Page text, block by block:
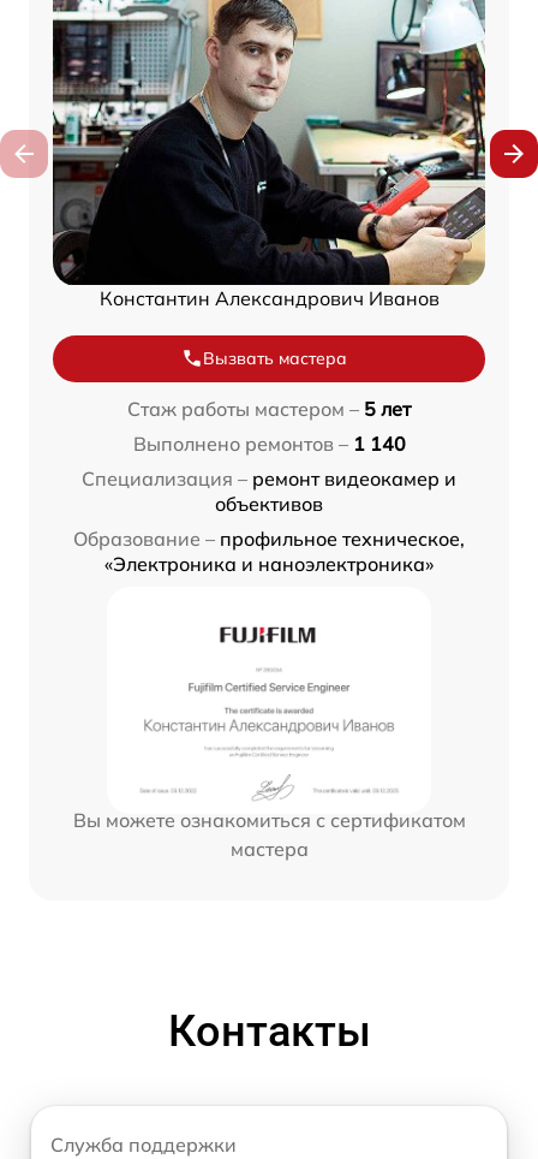
Константин Александрович Иванов
Вызвать мастера
Стаж работы мастером – 5 лет
Выполнено ремонтов – 1 140
Специализация – ремонт видеокамер и
объективов
Образование – профильное техническое,
«Электроника и наноэлектроника»
Вы можете ознакомиться с сертификатом
мастера
Контакты
Служба поддержки